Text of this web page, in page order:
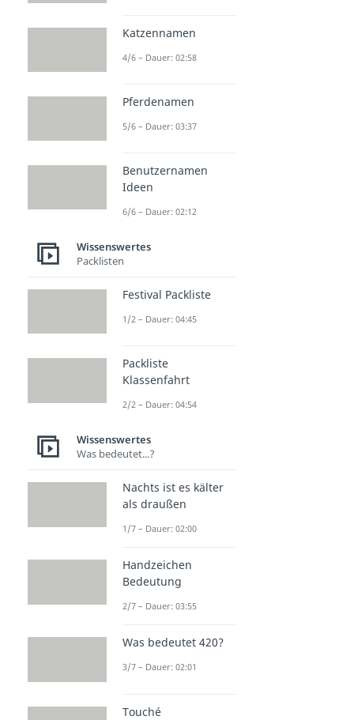
Katzennamen
4/6 – Dauer: 02:58
Pferdenamen
5/6 – Dauer: 03:37
Benutzernamen
Ideen
6/6 – Dauer: 02:12
Wissenswertes
Packlisten
Festival Packliste
1/2 – Dauer: 04:45
Packliste
Klassenfahrt
2/2 – Dauer: 04:54
Wissenswertes
Was bedeutet...?
Nachts ist es kälter
als draußen
1/7 – Dauer: 02:00
Handzeichen
Bedeutung
2/7 – Dauer: 03:55
Was bedeutet 420?
3/7 – Dauer: 02:01
Touché